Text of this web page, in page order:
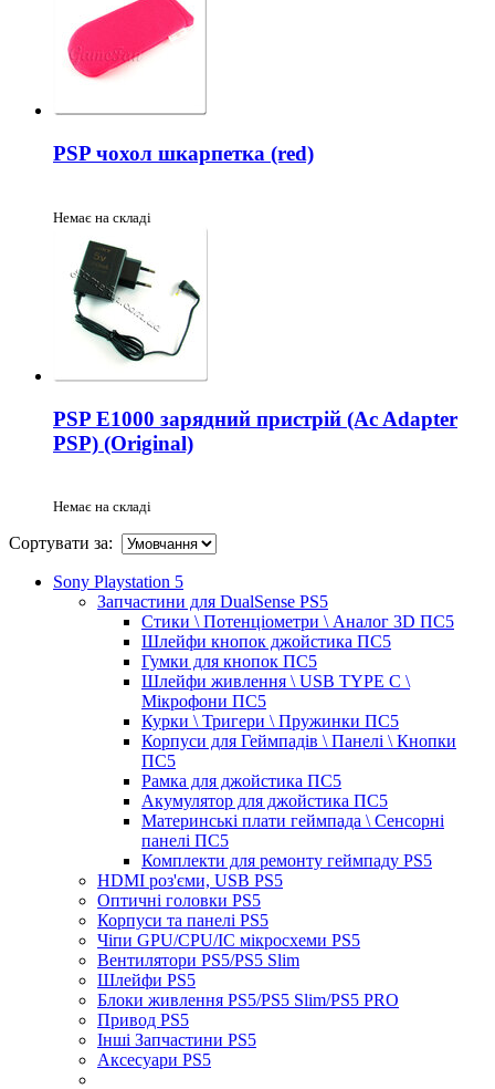
PSP чохол шкарпетка (red)
Немає на складі
PSP E1000 зарядний пристрій (Ac Adapter
PSP) (Original)
Немає на складі
Сортувати за:
Sony Playstation 5
Запчастини для DualSense PS5
Стики \ Потенціометри \ Аналог 3D ПС5
Шлейфи кнопок джойстика ПС5
Гумки для кнопок ПС5
Шлейфи живлення \ USB TYPE C \
Мікрофони ПС5
Курки \ Тригери \ Пружинки ПС5
Корпуси для Геймпадів \ Панелі \ Кнопки
ПС5
Рамка для джойстика ПС5
Акумулятор для джойстика ПС5
Материнські плати геймпада \ Сенсорні
панелі ПС5
Комплекти для ремонту геймпаду PS5
HDMI роз'єми, USB PS5
Оптичні головки PS5
Корпуси та панелі PS5
Чіпи GPU/CPU/IC мікросхеми PS5
Вентилятори PS5/PS5 Slim
Шлейфи PS5
Блоки живлення PS5/PS5 Slim/PS5 PRO
Привод PS5
Інші Запчастини PS5
Аксесуари PS5